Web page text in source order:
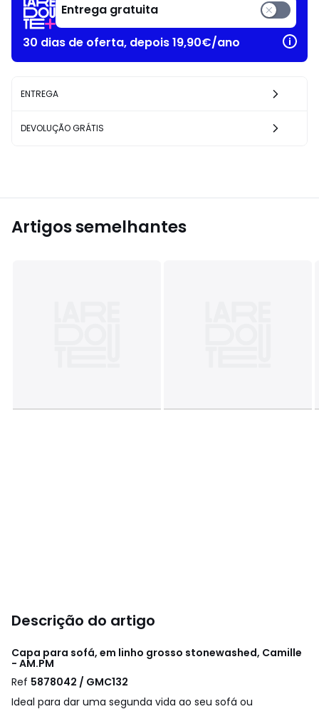
Entrega gratuita
30 dias de oferta, depois 19,90€/ano
ENTREGA
DEVOLUÇÃO GRÁTIS
Artigos semelhantes
Descrição do artigo
Capa para sofá, em linho grosso stonewashed, Camille
- AM.PM
Ref 5878042 / GMC132
Ideal para dar uma segunda vida ao seu sofá ou